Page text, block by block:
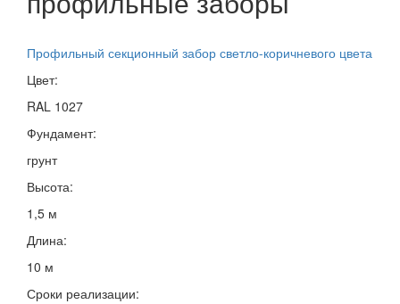
Профильный секционный забор светло-коричневого цвета
Цвет:
RAL 1027
Фундамент:
грунт
Высота:
1,5 м
Длина:
10 м
Сроки реализации: